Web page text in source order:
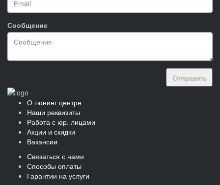
Сообщение
Отправить
О тюнинг центре
Наши реквизиты
Работа с юр. лицами
Акции и скидки
Вакансии
Связаться с нами
Способы оплаты
Гарантии на услуги